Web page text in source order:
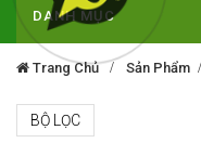
DANH MỤC
Trang Chủ Sản Phẩm
BỘ LỌC